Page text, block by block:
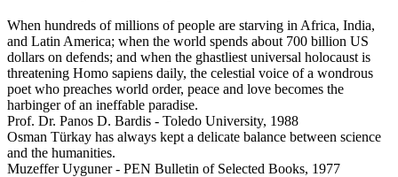
When hundreds of millions of people are starving in Africa, India,
and Latin America; when the world spends about 700 billion US
dollars on defends; and when the ghastliest universal holocaust is
threatening Homo sapiens daily, the celestial voice of a wondrous
poet who preaches world order, peace and love becomes the
harbinger of an ineffable paradise.
Prof. Dr. Panos D. Bardis - Toledo University, 1988
Osman Türkay has always kept a delicate balance between science
and the humanities.
Muzeffer Uyguner - PEN Bulletin of Selected Books, 1977